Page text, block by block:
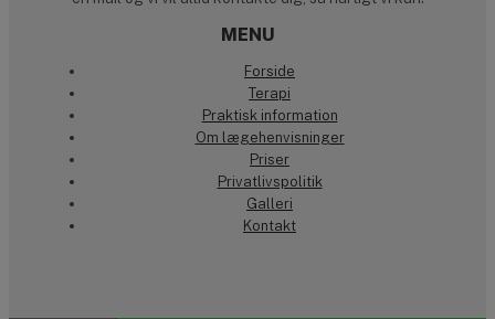
MENU
Forside
Terapi
Praktisk information
Om lægehenvisninger
Priser
Privatlivspolitik
Galleri
Kontakt